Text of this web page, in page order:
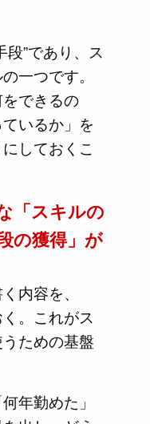
段”であり、ス
一つです。
できるの
いるか」を
しておくこ
「スキルの
の獲得」が
内容を、
。これがス
ための基盤
年勤めた」